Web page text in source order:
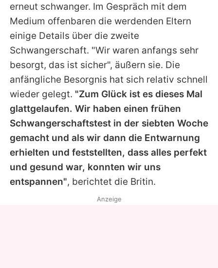
erneut schwanger. Im Gespräch mit dem
Medium offenbaren die werdenden Eltern
einige Details über die zweite
Schwangerschaft. "Wir waren anfangs sehr
besorgt, das ist sicher", äußern sie. Die
anfängliche Besorgnis hat sich relativ schnell
wieder gelegt. "Zum Glück ist es dieses Mal
glattgelaufen. Wir haben einen frühen
Schwangerschaftstest in der siebten Woche
gemacht und als wir dann die Entwarnung
erhielten und feststellten, dass alles perfekt
und gesund war, konnten wir uns
entspannen", berichtet die Britin.
Anzeige